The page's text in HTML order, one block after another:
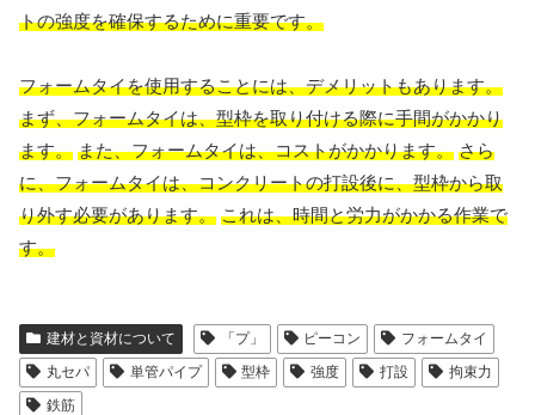
トの強度を確保するために重要です。
フォームタイを使用することには、デメリットもあります。
まず、フォームタイは、型枠を取り付ける際に手間がかかり
ます。 また、フォームタイは、コストがかかります。 さら
に、フォームタイは、コンクリートの打設後に、型枠から取
り外す必要があります。 これは、時間と労力がかかる作業で
す。
建材と資材について 「プ」 ピーコン
フォームタイ
丸セパ
単管パイプ 型枠 強度 打設
拘束力
鉄筋